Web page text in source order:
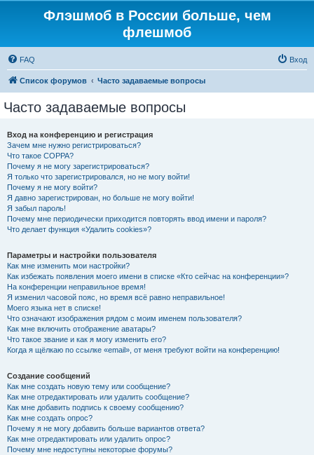
Флэшмоб в России больше, чем
флешмоб
FAQ Вход
Список форумов Часто задаваемые вопросы
Часто задаваемые вопросы
Вход на конференцию и регистрация
Зачем мне нужно регистрироваться?
Что такое COPPA?
Почему я не могу зарегистрироваться?
Я только что зарегистрировался, но не могу войти!
Почему я не могу войти?
Я давно зарегистрирован, но больше не могу войти!
Я забыл пароль!
Почему мне периодически приходится повторять ввод имени и пароля?
Что делает функция «Удалить cookies»?
Параметры и настройки пользователя
Как мне изменить мои настройки?
Как избежать появления моего имени в списке «Кто сейчас на конференции»?
На конференции неправильное время!
Я изменил часовой пояс, но время всё равно неправильное!
Моего языка нет в списке!
Что означают изображения рядом с моим именем пользователя?
Как мне включить отображение аватары?
Что такое звание и как я могу изменить его?
Когда я щёлкаю по ссылке «email», от меня требуют войти на конференцию!
Создание сообщений
Как мне создать новую тему или сообщение?
Как мне отредактировать или удалить сообщение?
Как мне добавить подпись к своему сообщению?
Как мне создать опрос?
Почему я не могу добавить больше вариантов ответа?
Как мне отредактировать или удалить опрос?
Почему мне недоступны некоторые форумы?